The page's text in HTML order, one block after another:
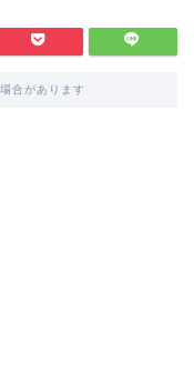
合があります